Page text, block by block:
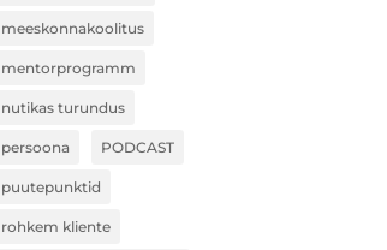
meeskonnakoolitus
mentorprogramm
nutikas turundus
persoona PODCAST
puutepunktid
rohkem kliente